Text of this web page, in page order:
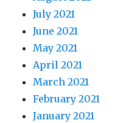
July 2021
June 2021
May 2021
April 2021
March 2021
February 2021
January 2021